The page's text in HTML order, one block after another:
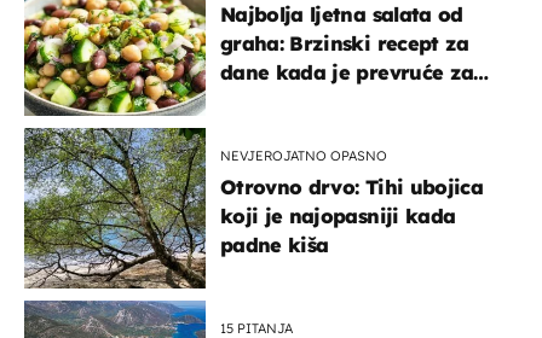
Najbolja ljetna salata od
graha: Brzinski recept za
dane kada je prevruće za
NEVJEROJATNO OPASNO
Otrovno drvo: Tihi ubojica
koji je najopasniji kada
padne kiša
15 PITANJA